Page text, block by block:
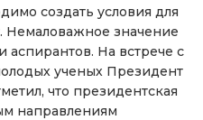
создать условия для
Немаловажное значение
На встрече с
ученых Президент
что президентская
направлениям